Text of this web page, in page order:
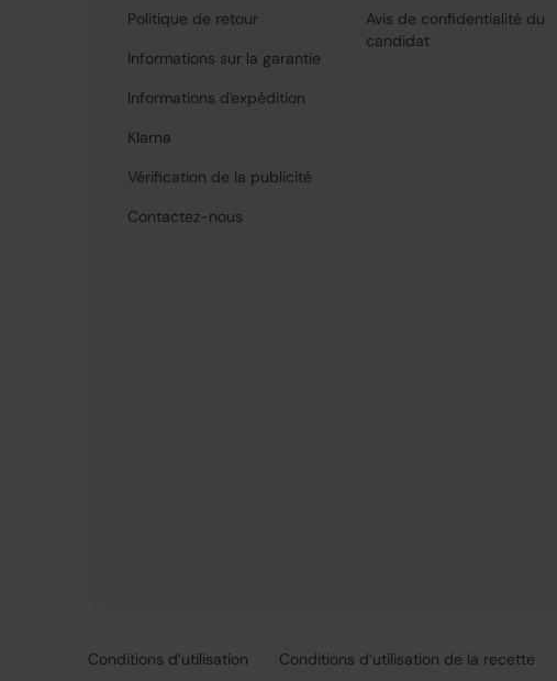
Politique de retour
Informations sur la garantie
Informations d'expédition
Klarna
Vérification de la publicité
Contactez-nous
Avis de confidentialité du
candidat
Conditions d’utilisation Conditions d’utilisation de la recette